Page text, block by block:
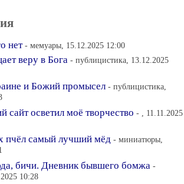
нет - мемуары, 15.12.2025 12:00
веру в Бога - публицистика, 13.12.2025
и Божий промысел - публицистика,
сайт осветил моё творчество - , 11.11.2025
пчёл самый лучший мёд - миниатюры,
бичи. Дневник бывшего бомжа -
10:28